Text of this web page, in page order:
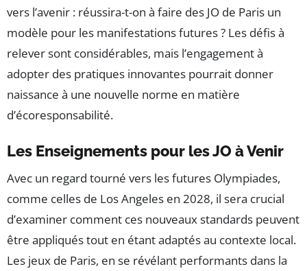
vers l’avenir : réussira-t-on à faire des JO de Paris un
modèle pour les manifestations futures ? Les défis à
relever sont considérables, mais l’engagement à
adopter des pratiques innovantes pourrait donner
naissance à une nouvelle norme en matière
d’écoresponsabilité.
Les Enseignements pour les JO à Venir
Avec un regard tourné vers les futures Olympiades,
comme celles de Los Angeles en 2028, il sera crucial
d’examiner comment ces nouveaux standards peuvent
être appliqués tout en étant adaptés au contexte local.
Les jeux de Paris, en se révélant performants dans la